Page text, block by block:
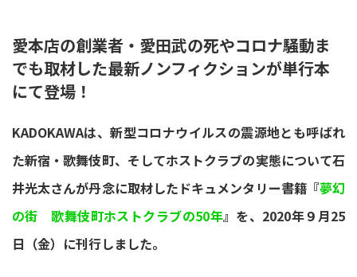
愛本店の創業者・愛田武の死やコロナ騒動ま
でも取材した最新ノンフィクションが単行本
にて登場！
KADOKAWAは、新型コロナウイルスの震源地とも呼ばれ
た新宿・歌舞伎町、そしてホストクラブの実態について石
井光太さんが丹念に取材したドキュメンタリー書籍『夢幻
の街 歌舞伎町ホストクラブの50年』を、2020年９月25
日（金）に刊行しました。